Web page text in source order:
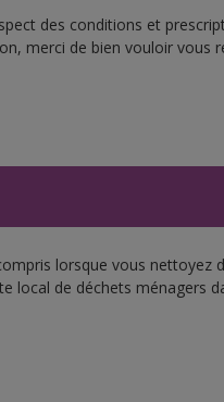
des conditions et
merci de bien vouloir vous
lorsque vous nettoyez
local de déchets ménagers